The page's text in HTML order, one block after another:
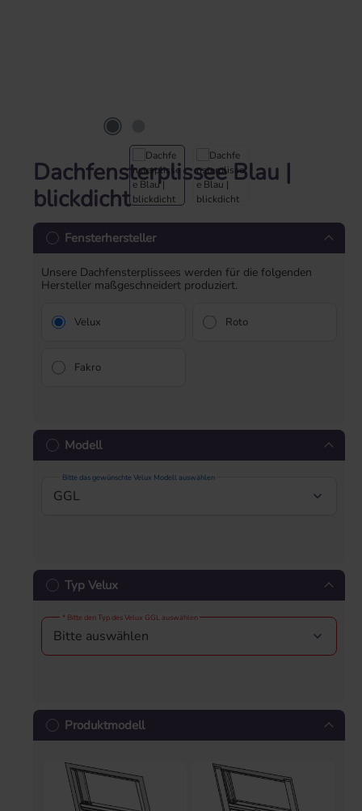
Dachfensterplissee Blau |
blickdicht
Fensterhersteller
Unsere Dachfensterplissees werden für die folgenden
Hersteller maßgeschneidert produziert.
Velux Roto
Fakro
Modell
Bitte das gewünschte Velux Modell auswählen
Typ Velux
* Bitte den Typ des Velux GGL auswählen
Produktmodell